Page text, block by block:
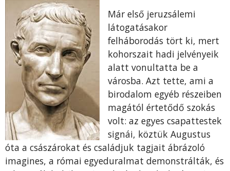
Már első jeruzsálemi
látogatásakor
felháborodás tört ki, mert
kohorszait hadi jelvényeik
alatt vonul­tatta be a
városba. Azt tette, ami a
birodalom egyéb részeiben
magától értetődő szokás
volt: az egyes csapattestek
signái, köztük Augustus
óta a császá­rokat és családjuk tagjait ábrázoló
imagines, a ró­mai egyeduralmat demonstrálták, és